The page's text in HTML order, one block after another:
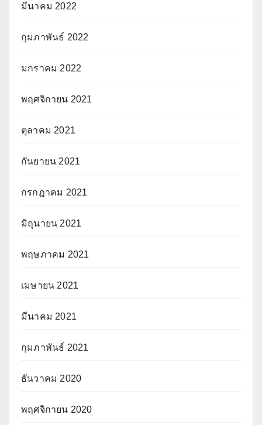
มีนาคม 2022
กุมภาพันธ์ 2022
มกราคม 2022
พฤศจิกายน 2021
ตุลาคม 2021
กันยายน 2021
กรกฎาคม 2021
มิถุนายน 2021
พฤษภาคม 2021
เมษายน 2021
มีนาคม 2021
กุมภาพันธ์ 2021
ธันวาคม 2020
พฤศจิกายน 2020